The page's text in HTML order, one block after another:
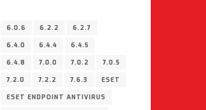
6.0.6 6.2.2 6.2.7
6.4.0 6.4.4 6.4.5
6.4.8 7.0.0 7.0.2 7.0.5
7.2.0 7.2.2 7.6.3 ESET
ESET ENDPOINT ANTIVIRUS